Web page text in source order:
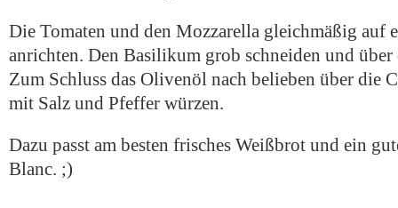
Die Tomaten und den Mozzarella gleichmäßig auf
anrichten. Den Basilikum grob schneiden und über
Zum Schluss das Olivenöl nach belieben über die
mit Salz und Pfeffer würzen.
Dazu passt am besten frisches Weißbrot und ein
Blanc. ;)